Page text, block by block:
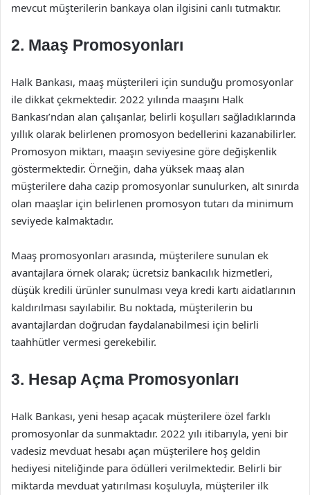
mevcut müşterilerin bankaya olan ilgisini canlı tutmaktır.
2. Maaş Promosyonları
Halk Bankası, maaş müşterileri için sunduğu promosyonlar
ile dikkat çekmektedir. 2022 yılında maaşını Halk
Bankası’ndan alan çalışanlar, belirli koşulları sağladıklarında
yıllık olarak belirlenen promosyon bedellerini kazanabilirler.
Promosyon miktarı, maaşın seviyesine göre değişkenlik
göstermektedir. Örneğin, daha yüksek maaş alan
müşterilere daha cazip promosyonlar sunulurken, alt sınırda
olan maaşlar için belirlenen promosyon tutarı da minimum
seviyede kalmaktadır.
Maaş promosyonları arasında, müşterilere sunulan ek
avantajlara örnek olarak; ücretsiz bankacılık hizmetleri,
düşük kredili ürünler sunulması veya kredi kartı aidatlarının
kaldırılması sayılabilir. Bu noktada, müşterilerin bu
avantajlardan doğrudan faydalanabilmesi için belirli
taahhütler vermesi gerekebilir.
3. Hesap Açma Promosyonları
Halk Bankası, yeni hesap açacak müşterilere özel farklı
promosyonlar da sunmaktadır. 2022 yılı itibarıyla, yeni bir
vadesiz mevduat hesabı açan müşterilere hoş geldin
hediyesi niteliğinde para ödülleri verilmektedir. Belirli bir
miktarda mevduat yatırılması koşuluyla, müşteriler ilk